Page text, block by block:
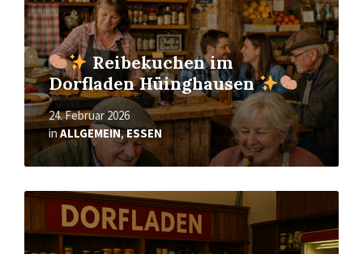
Reibekuchen im
Dorfladen Hüinghausen
24. Februar 2026
inALLGEMEIN,ESSEN
Mehr
erfahren